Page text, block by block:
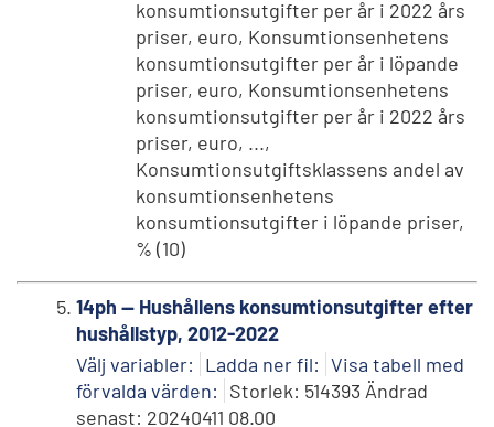
konsumtionsutgifter per år i 2022 års
priser, euro, Konsumtionsenhetens
konsumtionsutgifter per år i löpande
priser, euro, Konsumtionsenhetens
konsumtionsutgifter per år i 2022 års
priser, euro, ...,
Konsumtionsutgiftsklassens andel av
konsumtionsenhetens
konsumtionsutgifter i löpande priser,
% (10)
14ph -- Hushållens konsumtionsutgifter efter
hushållstyp, 2012-2022
Välj variabler: Ladda ner fil: Visa tabell med
förvalda värden: Storlek: 514393 Ändrad
senast: 20240411 08.00